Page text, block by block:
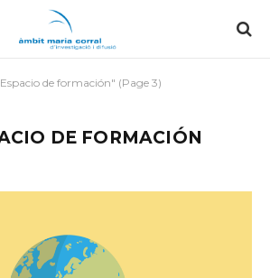
de formación" (Page 3)
DE FORMACIÓN